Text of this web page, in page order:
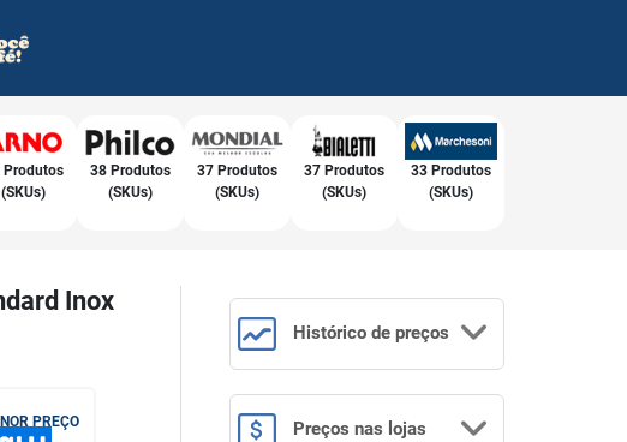
Produtos
(SKUs)
38 Produtos
(SKUs)
37 Produtos
(SKUs)
37 Produtos
(SKUs)
33 Produtos
(SKUs)
Inox
PREÇO
Histórico de preços
Preços nas lojas